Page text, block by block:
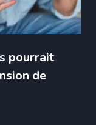
pourrait
de